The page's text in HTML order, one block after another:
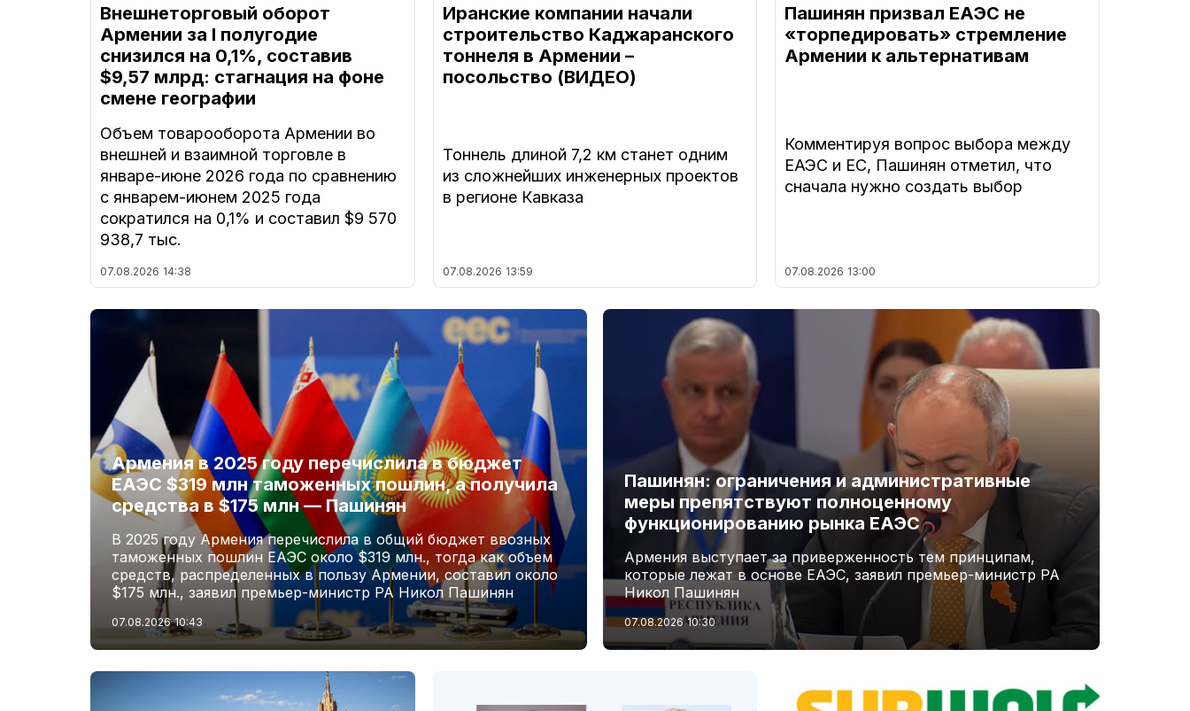
Внешнеторговый оборот
Армении за I полугодие
снизился на 0,1%, составив
$9,57 млрд: стагнация на фоне
смене географии
Объем товарооборота Армении во
внешней и взаимной торговле в
январе-июне 2026 года по сравнению
с январем-июнем 2025 года
сократился на 0,1% и составил $9 570
938,7 тыс.
07.08.2026 14:38
Иранские компании начали
строительство Каджаранского
тоннеля в Армении –
посольство (ВИДЕО)
Тоннель длиной 7,2 км станет одним
из сложнейших инженерных проектов
в регионе Кавказа
07.08.2026 13:59
Пашинян призвал ЕАЭС не
«торпедировать» стремление
Армении к альтернативам
Комментируя вопрос выбора между
ЕАЭС и ЕС, Пашинян отметил, что
сначала нужно создать выбор
07.08.2026 13:00
Армения в 2025 году перечислила в бюджет
ЕАЭС $319 млн таможенных пошлин, а получила
средства в $175 млн — Пашинян
В 2025 году Армения перечислила в общий бюджет ввозных
таможенных пошлин ЕАЭС около $319 млн., тогда как объем
средств, распределенных в пользу Армении, составил около
$175 млн., заявил премьер-министр РА Никол Пашинян
07.08.2026 10:43
Пашинян: ограничения и административные
меры препятствуют полноценному
функционированию рынка ЕАЭС
Армения выступает за приверженность тем принципам,
которые лежат в основе ЕАЭС, заявил премьер-министр РА
Никол Пашинян
07.08.2026 10:30